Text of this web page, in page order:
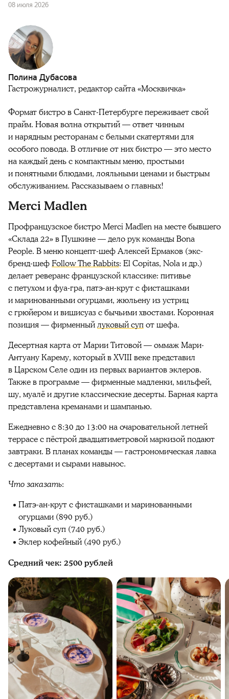
08 июля 2026
Полина Дубасова
Гастрожурналист, редактор сайта «Москвичка»
Формат бистро в Санкт-Петербурге переживает свой
прайм. Новая волна открытий — ответ чинным
и нарядным ресторанам с белыми скатертями для
особого повода. В отличие от них бистро — это место
на каждый день с компактным меню, простыми
и понятными блюдами, лояльными ценами и быстрым
обслуживанием. Рассказываем о главных!
Мerci Madlen
Профранцузское бистро Merci Madlen на месте бывшего
«Склада 22» в Пушкине — дело рук команды Bona
People. В меню концепт-шеф Алексей Ермаков (экс-
бренд-шефFollow The Rabbits: El Copitas, Nola и др.)
делает реверанс французской классике: питивье
с петухом и фуа-гра, патэ-ан-крут с фисташками
и маринованными огурцами, жюльену из устриц
с грюйером и вишисуаз с бычьими хвостами. Коронная
позиция — фирменныйлуковый супот шефа.
Десертная карта от Марии Титовой — оммаж Мари-
Антуану Карему, который в XVIII веке представил
в Царском Селе один из первых вариантов эклеров.
Также в программе — фирменные мадленки, мильфей,
шу, муалё и другие классические десерты. Барная карта
представлена креманами и шампанью.
Ежедневно с 8:30 до 13:00 на очаровательной летней
террасе с пёстрой двадцатиметровой маркизой подают
завтраки. В планах команды — гастрономическая лавка
с десертами и сырами навынос.
Что заказать:
Патэ-ан-крут с фисташками и маринованными
огурцами (890 руб.)
Луковый суп (740 руб.)
Эклер кофейный (490 руб.)
Средний чек: 2500 рублей